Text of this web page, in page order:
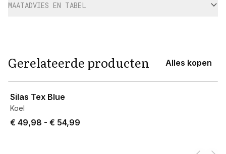
MAATADVIES EN TABEL
Gerelateerde producten Alles kopen
Silas Tex Blue
Koel
Price from € 49,98 to € 54,99.
€ 49,98 - € 54,99